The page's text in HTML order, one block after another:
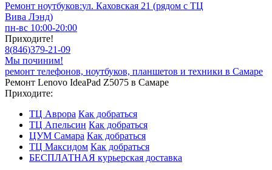
Ремонт ноутбуков:ул. Каховская 21 (рядом с ТЦ
Вива Лэнд)
пн-вс 10:00-20:00
Приходите!
8(846)379-21-09
Мы починим!
ремонт телефонов, ноутбуков, планшетов и техники в Самаре
Ремонт Lenovo IdeaPad Z5075 в Самаре
Приходите:
ТЦ Аврора Как добраться
ТЦ Апельсин Как добраться
ЦУМ Самара Как добраться
ТЦ Максидом Как добраться
БЕСПЛАТНАЯ курьерская доставка